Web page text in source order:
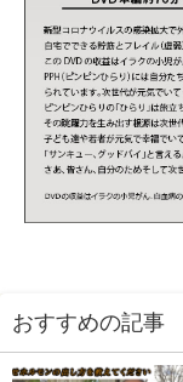
おすすめの記事